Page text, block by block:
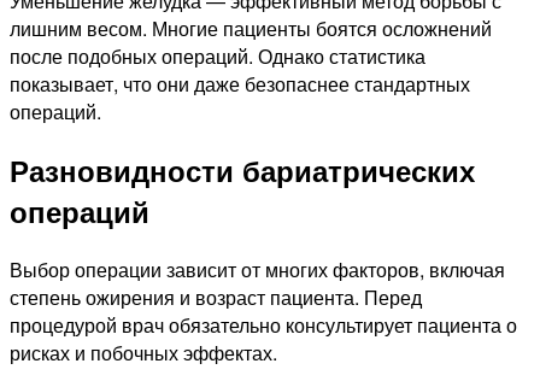
лишним весом. Многие пациенты боятся осложнений
после подобных операций. Однако статистика
показывает, что они даже безопаснее стандартных
операций.
Разновидности бариатрических
операций
Выбор операции зависит от многих факторов, включая
степень ожирения и возраст пациента. Перед
процедурой врач обязательно консультирует пациента о
рисках и побочных эффектах.